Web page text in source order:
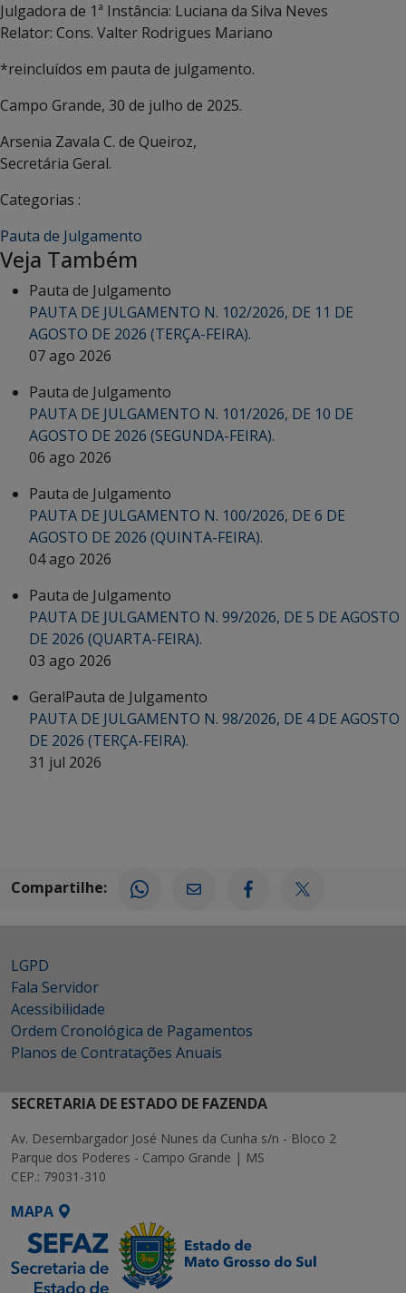
Julgadora de 1ª Instância: Luciana da Silva Neves
Relator: Cons. Valter Rodrigues Mariano
*reincluídos em pauta de julgamento.
Campo Grande, 30 de julho de 2025.
Arsenia Zavala C. de Queiroz,
Secretária Geral.
Categorias :
Pauta de Julgamento
Veja Também
Pauta de Julgamento
PAUTA DE JULGAMENTO N. 102/2026, DE 11 DE
AGOSTO DE 2026 (TERÇA-FEIRA).
07 ago 2026
Pauta de Julgamento
PAUTA DE JULGAMENTO N. 101/2026, DE 10 DE
AGOSTO DE 2026 (SEGUNDA-FEIRA).
06 ago 2026
Pauta de Julgamento
PAUTA DE JULGAMENTO N. 100/2026, DE 6 DE
AGOSTO DE 2026 (QUINTA-FEIRA).
04 ago 2026
Pauta de Julgamento
PAUTA DE JULGAMENTO N. 99/2026, DE 5 DE AGOSTO
DE 2026 (QUARTA-FEIRA).
03 ago 2026
GeralPauta de Julgamento
PAUTA DE JULGAMENTO N. 98/2026, DE 4 DE AGOSTO
DE 2026 (TERÇA-FEIRA).
31 jul 2026
Compartilhe:
LGPD
Fala Servidor
Acessibilidade
Ordem Cronológica de Pagamentos
Planos de Contratações Anuais
SECRETARIA DE ESTADO DE FAZENDA
Av. Desembargador José Nunes da Cunha s/n - Bloco 2
Parque dos Poderes - Campo Grande | MS
CEP.: 79031-310
MAPA